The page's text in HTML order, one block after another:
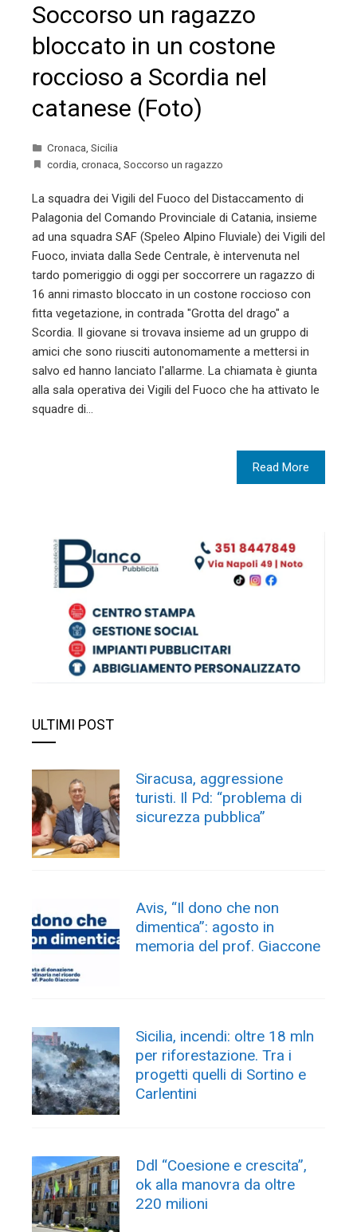
Soccorso un ragazzo
bloccato in un costone
roccioso a Scordia nel
catanese (Foto)
Cronaca, Sicilia
cordia, cronaca, Soccorso un ragazzo
La squadra dei Vigili del Fuoco del Distaccamento di
Palagonia del Comando Provinciale di Catania, insieme
ad una squadra SAF (Speleo Alpino Fluviale) dei Vigili del
Fuoco, inviata dalla Sede Centrale, è intervenuta nel
tardo pomeriggio di oggi per soccorrere un ragazzo di
16 anni rimasto bloccato in un costone roccioso con
fitta vegetazione, in contrada "Grotta del drago" a
Scordia. Il giovane si trovava insieme ad un gruppo di
amici che sono riusciti autonomamente a mettersi in
salvo ed hanno lanciato l'allarme. La chiamata è giunta
alla sala operativa dei Vigili del Fuoco che ha attivato le
squadre di…
Read More
ULTIMI POST
Siracusa, aggressione
turisti. Il Pd: “problema di
sicurezza pubblica”
Avis, “Il dono che non
dimentica”: agosto in
memoria del prof. Giaccone
Sicilia, incendi: oltre 18 mln
per riforestazione. Tra i
progetti quelli di Sortino e
Carlentini
Ddl “Coesione e crescita”,
ok alla manovra da oltre
220 milioni